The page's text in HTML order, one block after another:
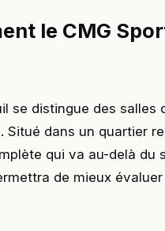
le CMG
se distingue des salles
Situé dans un quartier
qui va au-delà du
de mieux évaluer